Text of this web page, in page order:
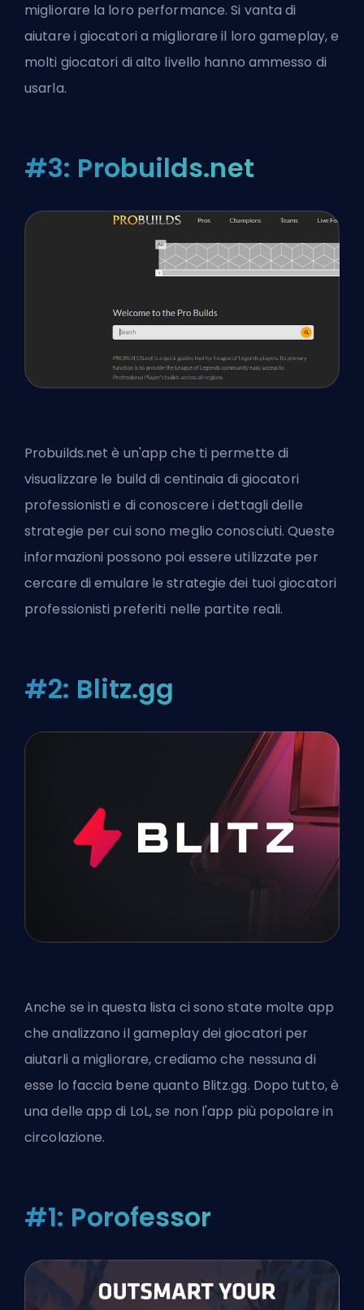
migliorare la loro performance. Si vanta di
aiutare i giocatori a migliorare il loro gameplay, e
molti giocatori di alto livello hanno ammesso di
usarla.
#3: Probuilds.net
Probuilds.net è un'app che ti permette di
visualizzare le build di centinaia di giocatori
professionisti e di conoscere i dettagli delle
strategie per cui sono meglio conosciuti. Queste
informazioni possono poi essere utilizzate per
cercare di emulare le strategie dei tuoi giocatori
professionisti preferiti nelle partite reali.
#2: Blitz.gg
Anche se in questa lista ci sono state molte app
che analizzano il gameplay dei giocatori per
aiutarli a migliorare, crediamo che nessuna di
esse lo faccia bene quanto Blitz.gg. Dopo tutto, è
una delle app di LoL, se non l'app più popolare in
circolazione.
#1: Porofessor